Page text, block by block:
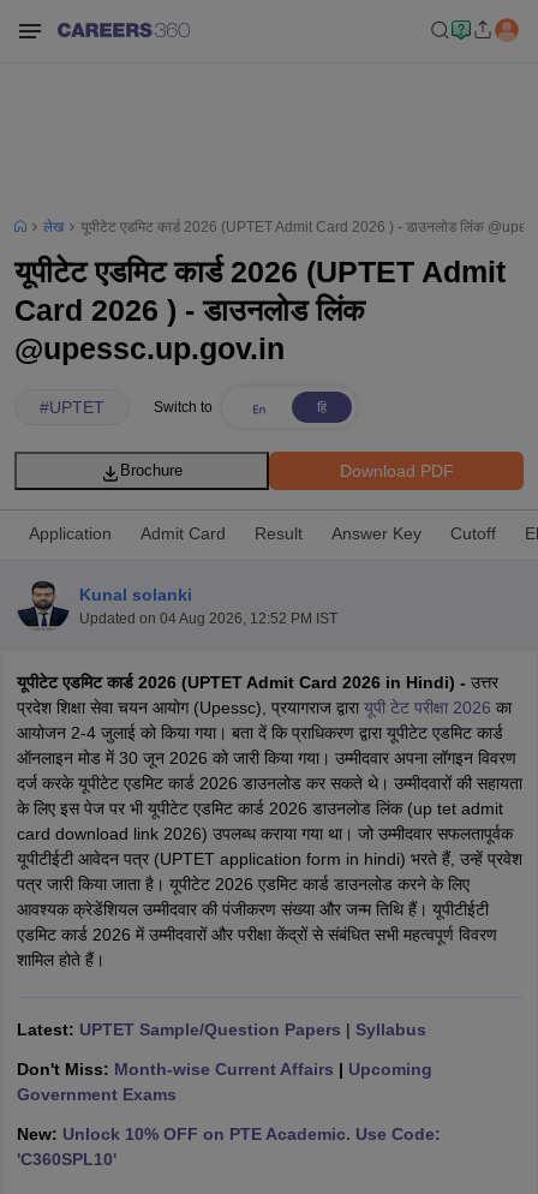
Exam Dates
Exam Dates
IBPS Clerk Exam Dates
SSC CHSL Exam Dates
Constable CutoffSSC GD Constable SyllabusSSC GD Constable
AFCAT Exam Dates
UPSC IAS Answer key
लेख यूपीटेट एडमिट कार्ड 2026 (UPTET Admit Card 2026 ) - डाउनलोड लिंक
यूपीटेट एडमिट कार्ड 2026 (UPTET Admit
Card 2026 ) - डाउनलोड लिंक
@upessc.up.gov.in
#UPTET Switch to
Download PDF
Brochure
Application Admit Card Result Answer Key Cutoff
Kunal solanki
Updated on 04 Aug 2026, 12:52 PM IST
यूपीटेट एडमिट कार्ड 2026 (UPTET Admit Card 2026 in Hindi) - उत्तर
प्रदेश शिक्षा सेवा चयन आयोग (Upessc), प्रयागराज द्वारा यूपी टेट परीक्षा 2026 का
आयोजन 2-4 जुलाई को किया गया। बता दें कि प्राधिकरण द्वारा यूपीटेट एडमिट कार्ड
ऑनलाइन मोड में 30 जून 2026 को जारी किया गया। उम्मीदवार अपना लॉगइन विवरण
दर्ज करके यूपीटेट एडमिट कार्ड 2026 डाउनलोड कर सकते थे। उम्मीदवारों की सहायता
के लिए इस पेज पर भी यूपीटेट एडमिट कार्ड 2026 डाउनलोड लिंक (up tet admit
card download link 2026) उपलब्ध कराया गया था। जो उम्मीदवार सफलतापूर्वक
यूपीटीईटी आवेदन पत्र (UPTET application form in hindi) भरते हैं, उन्हें प्रवेश
पत्र जारी किया जाता है। यूपीटेट 2026 एडमिट कार्ड डाउनलोड करने के लिए
आवश्यक क्रेडेंशियल उम्मीदवार की पंजीकरण संख्या और जन्म तिथि हैं। यूपीटीईटी
एडमिट कार्ड 2026 में उम्मीदवारों और परीक्षा केंद्रों से संबंधित सभी महत्वपूर्ण विवरण
शामिल होते हैं।
Latest: UPTET Sample/Question Papers | Syllabus
Don't Miss: Month-wise Current Affairs | Upcoming
Government Exams
New: Unlock 10% OFF on PTE Academic. Use Code:
'C360SPL10'